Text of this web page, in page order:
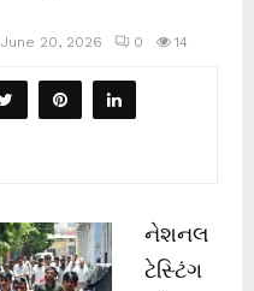
June 20, 2026 0 14
નેશનલ
ટેસ્ટિંગ